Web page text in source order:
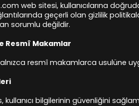
web sitesi, kullanıcılarına
geçerli olan gizlilik
sorumlu değildir.
Resmî Makamlar
resmî makamlarca usulüne
kullanıcı bilgilerinin güvenliğini